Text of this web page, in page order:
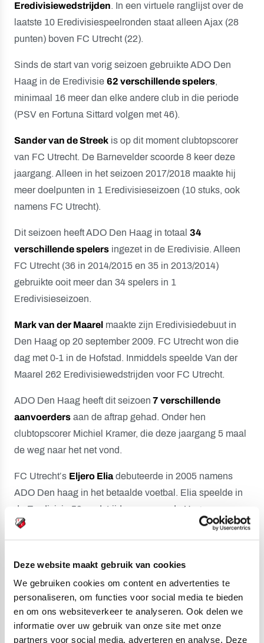
Deze website maakt gebruik van cookies
We gebruiken cookies om content en advertenties te
personaliseren, om functies voor social media te bieden
en om ons websiteverkeer te analyseren. Ook delen we
informatie over uw gebruik van onze site met onze
partners voor social media, adverteren en analyse. Deze
Eredivisiewedstrijden. In een virtuele ranglijst over de
laatste 10 Eredivisiespeelronden staat alleen Ajax (28
punten) boven FC Utrecht (22).
Sinds de start van vorig seizoen gebruikte ADO Den
Haag in de Eredivisie 62 verschillende spelers,
minimaal 16 meer dan elke andere club in die periode
(PSV en Fortuna Sittard volgen met 46).
Sander van de Streek is op dit moment clubtopscorer
van FC Utrecht. De Barnevelder scoorde 8 keer deze
jaargang. Alleen in het seizoen 2017/2018 maakte hij
meer doelpunten in 1 Eredivisieseizoen (10 stuks, ook
namens FC Utrecht).
Dit seizoen heeft ADO Den Haag in totaal 34
verschillende spelers ingezet in de Eredivisie. Alleen
FC Utrecht (36 in 2014/2015 en 35 in 2013/2014)
gebruikte ooit meer dan 34 spelers in 1
Eredivisieseizoen.
Mark van der Maarel maakte zijn Eredivisiedebuut in
Den Haag op 20 september 2009. FC Utrecht won die
dag met 0-1 in de Hofstad. Inmiddels speelde Van der
Maarel 262 Eredivisiewedstrijden voor FC Utrecht.
ADO Den Haag heeft dit seizoen 7 verschillende
aanvoerders aan de aftrap gehad. Onder hen
clubtopscorer Michiel Kramer, die deze jaargang 5 maal
de weg naar het net vond.
FC Utrecht’s Eljero Eliadebuteerde in 2005 namens
ADO Den haag in het betaalde voetbal. Elia speelde in
de Eredivisie 59 wedstrijden namens de Hagenaars en
was daarin goed voor 6 goals.
ADO Den Haag verhuurd.
Bij ADO Den Haag staan Michiel Kramer en Shaquille
Pinas op scherp. Bij FC Utrecht geldt dat Willem
Janssen en Mark van der Maarel 1 gele kaart verwijderd